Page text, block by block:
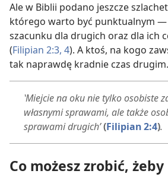
Ale w Biblii podano jeszcze
którego warto być punktualnym —
szacunku dla drugich oraz dla ich
(Filipian 2:3, 4). A ktoś, na kogo
tak naprawdę kradnie czas drugim.
‛Miejcie na oku nie tylko osobiste
własnymi sprawami, ale także
sprawami drugich’(Filipian 2:4).
Co możesz zrobić,